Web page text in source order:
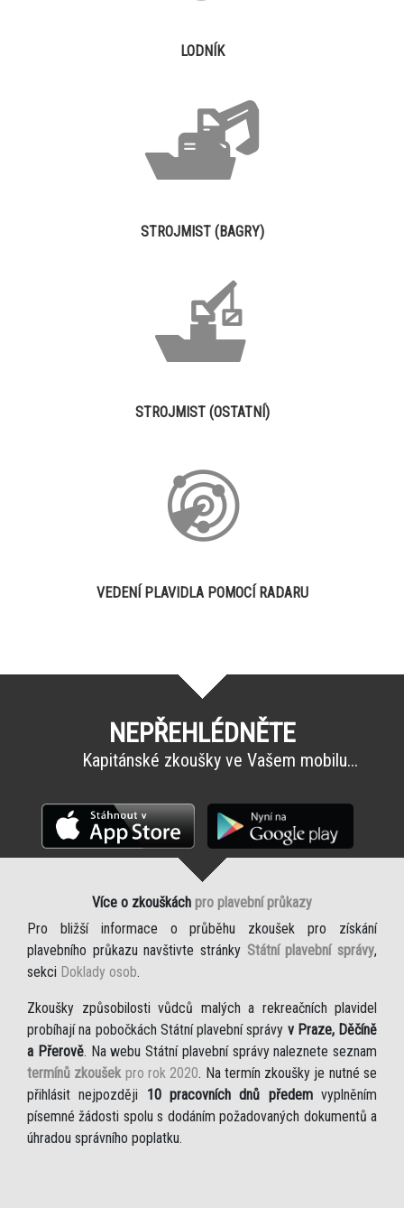
LODNÍK
STROJMIST (BAGRY)
STROJMIST (OSTATNÍ)
VEDENÍ PLAVIDLA POMOCÍ RADARU
NEPŘEHLÉDNĚTE
Kapitánské zkoušky ve Vašem mobilu...
Více o zkouškách pro plavební průkazy
Pro bližší informace o průběhu zkoušek pro získání
plavebního průkazu navštivte stránky Státní plavební správy,
sekci Doklady osob.
Zkoušky způsobilosti vůdců malých a rekreačních plavidel
probíhají na pobočkách Státní plavební správy v Praze, Děčíně
a Přerově. Na webu Státní plavební správy naleznete seznam
termínů zkoušek pro rok 2020. Na termín zkoušky je nutné se
přihlásit nejpozději 10 pracovních dnů předemvyplněním
písemné žádosti spolu s dodáním požadovaných dokumentů a
úhradou správního poplatku.